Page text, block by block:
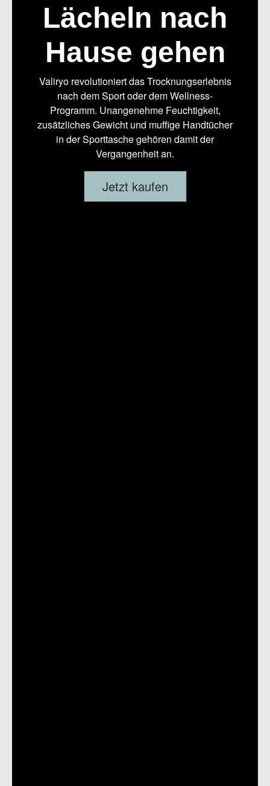
Lächeln nach
Hause gehen
Valiryo revolutioniert das Trocknungserlebnis
nach dem Sport oder dem Wellness-
Programm. Unangenehme Feuchtigkeit,
zusätzliches Gewicht und muffige Handtücher
in der Sporttasche gehören damit der
Vergangenheit an.
Jetzt kaufen